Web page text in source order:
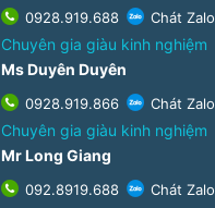
0928.919.688 Chát Zalo
Chuyên gia giàu kinh nghiệm
Ms Duyên Duyên
0928.919.866 Chát Zalo
Chuyên gia giàu kinh nghiệm
Mr Long Giang
092.8919.688 Chát Zalo